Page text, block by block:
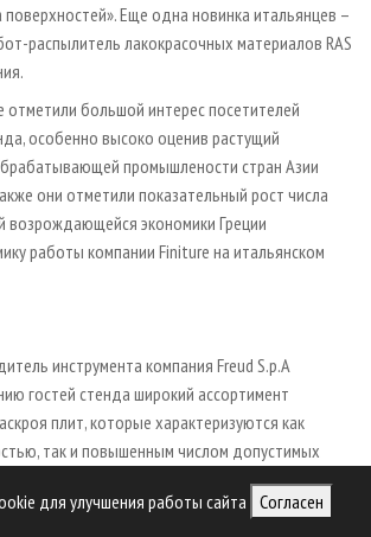
для улучшения работы сайта Согласен
Еще одна новинка итальянцев –
распылитель лакокрасочных материалов RAS
отметили большой интерес посетителей
особенно высоко оценив растущий
промышлености стран Азии
они отметили показательный рост числа
возрождающейся экономики Греции
работы компании Finiture на итальянском
инструмента компания Freud S.p.A
гостей стенда широкий ассортимент
плит, которые характеризуются как
так и повышенным числом допустимых
формы зубьев и увеличенная на 30%
до 30 циклов заточек в течение срока